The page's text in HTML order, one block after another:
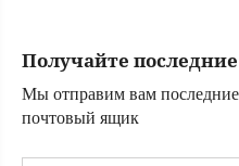
городов Тверской
Afanasy.biz –
Тверские новости.
Новости Твери. Т
Получайте
Мы отправим вам
почтовый ящик